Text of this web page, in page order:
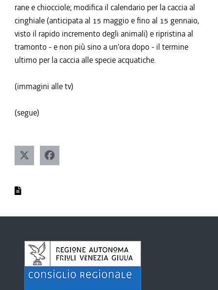
rane e chiocciole; modifica il calendario per la caccia al
cinghiale (anticipata al 15 maggio e fino al 15 gennaio,
visto il rapido incremento degli animali) e ripristina al
tramonto - e non più sino a un'ora dopo - il termine
ultimo per la caccia alle specie acquatiche.
(immagini alle tv)
(segue)